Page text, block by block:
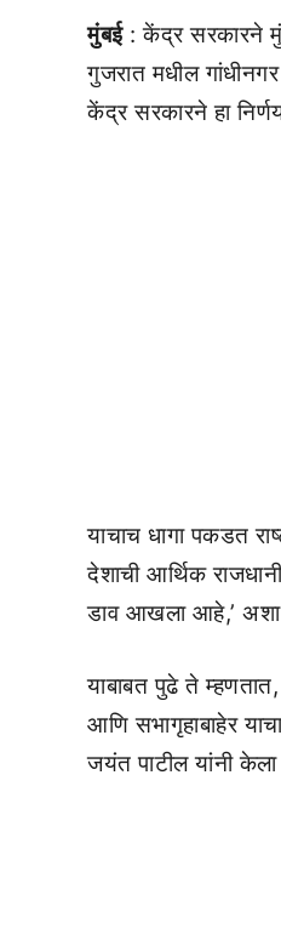
मुंबई: केंद्र सरकारने
गुजरात मधील
केंद्र सरकारने हा
याचाच धागा पकडत
देशाची आर्थिक
डाव आखला आहे,’ अशा
याबाबत पुढे ते
आणि सभागृहाबाहेर
जयंत पाटील यांनी